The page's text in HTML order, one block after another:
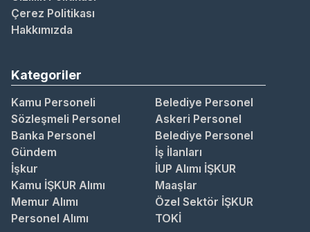
Çerez Politikası
Hakkımızda
Kategoriler
Kamu Personeli
Belediye Personel
Sözleşmeli Personel
Askeri Personel
Banka Personel
Belediye Personel
Gündem
İş İlanları
İşkur
İUP Alımı İŞKUR
Kamu İŞKUR Alımı
Maaşlar
Memur Alımı
Özel Sektör İŞKUR
Personel Alımı
TOKİ